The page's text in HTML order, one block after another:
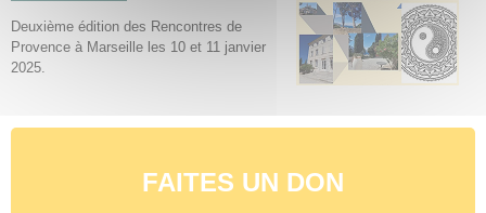
Deuxième édition des Rencontres de
Provence à Marseille les 10 et 11 janvier
2025.
FAITES UN DON